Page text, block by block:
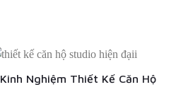
Kinh Nghiệm Thiết Kế Căn Hộ